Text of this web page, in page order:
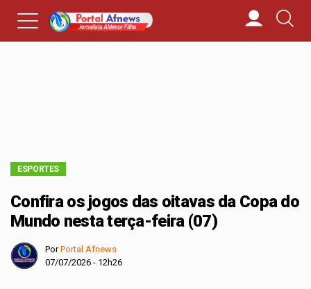
ESPORTES
Confira os jogos das oitavas da Copa do
Mundo nesta terça-feira (07)
PorPortal Afnews
07/07/2026 - 12h26